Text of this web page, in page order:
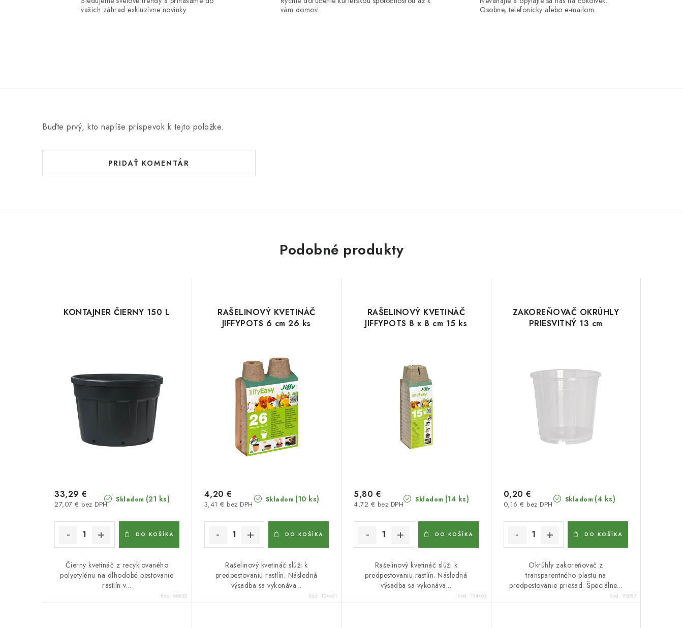
vašich záhrad exkluzívne novinky.
vám domov.
Osobne, telefonicky alebo e-mailom.
Buďte prvý, kto napíše príspevok k tejto položke.
PRIDAŤ KOMENTÁR
Podobné produkty
KONTAJNER ČIERNY 150 L
Skladom (21 ks)
27,07 € bez DPH
33,29 €
DO KOŠÍKA
Čierny kvetináč z recyklovaného
polyetylénu na dlhodobé pestovanie
rastlín v...
Kód: 80652
RAŠELINOVÝ KVETINÁČ
JIFFYPOTS 6 cm 26 ks
Skladom (10 ks)
3,41 € bez DPH
4,20 €
DO KOŠÍKA
Rašelinový kvetináč slúži k
predpestovaniu rastlín. Následná
výsadba sa vykonáva...
Kód: 104461
RAŠELINOVÝ KVETINÁČ
JIFFYPOTS 8 x 8 cm 15 ks
Skladom (14 ks)
4,72 € bez DPH
5,80 €
DO KOŠÍKA
Rašelinový kvetináč slúži k
predpestovaniu rastlín. Následná
výsadba sa vykonáva...
Kód: 104463
ZAKOREŇOVAČ OKRÚHLY
PRIESVITNÝ 13 cm
Skladom (4 ks)
0,16 € bez DPH
0,20 €
DO KOŠÍKA
Okrúhly zakoreňovač z
transparentného plastu na
predpestovanie priesad. Špeciálne...
Kód: 93037